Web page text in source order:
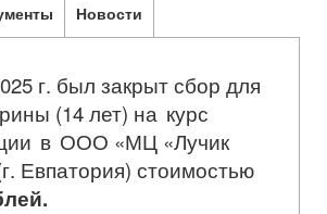
Новости
г. был закрыт сбор для
(14 лет) на курс
в ООО «МЦ «Лучик
Евпатория) стоимостью